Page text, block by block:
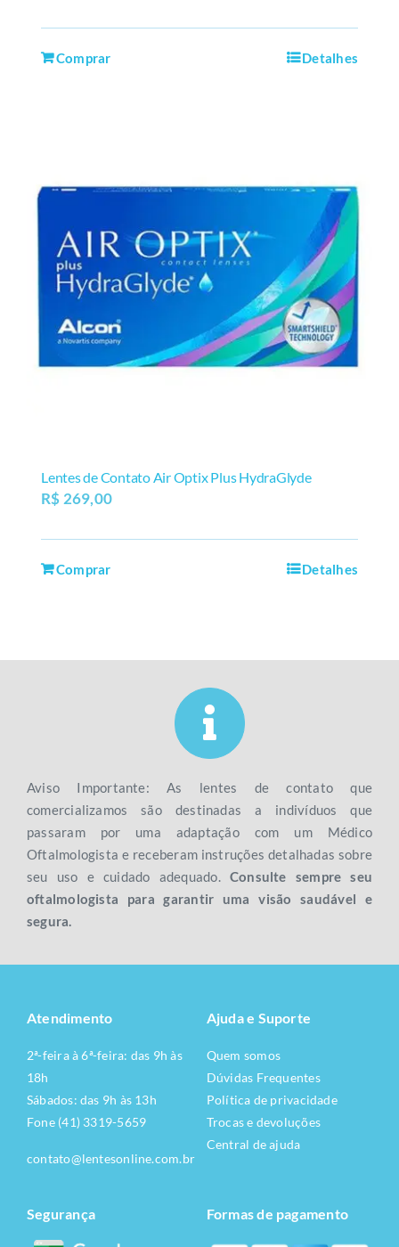
Comprar Detalhes
Lentes de Contato Air Optix Plus HydraGlyde
R$269,00
Comprar Detalhes
Aviso Importante: As lentes de contato que
comercializamos são destinadas a indivíduos que
passaram por uma adaptação com um Médico
Oftalmologista e receberam instruções detalhadas sobre
seu uso e cuidado adequado. Consulte sempre seu
oftalmologista para garantir uma visão saudável e
segura.
Atendimento
2ª-feira à 6ª-feira: das 9h às
18h
Sábados: das 9h às 13h
Fone (41) 3319-5659
contato@lentesonline.com.br
Ajuda e Suporte
Quem somos
Dúvidas Frequentes
Política de privacidade
Trocas e devoluções
Central de ajuda
Segurança Formas de pagamento